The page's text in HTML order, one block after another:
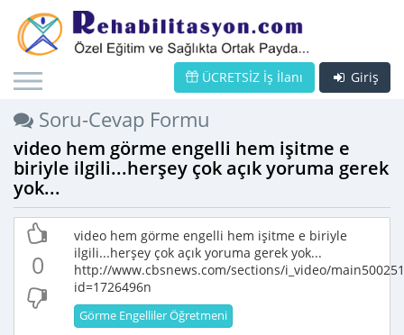
Giriş
ÜCRETSİZ İş İlanı
Soru-Cevap Formu
video hem görme engelli hem işitme e
biriyle ilgili...herşey çok açık yoruma gerek
yok...
0
video hem görme engelli hem işitme e biriyle
ilgili...herşey çok açık yoruma gerek yok...
http://www.cbsnews.com/sections/i_video/
id=1726496n
Görme Engelliler Öğretmeni